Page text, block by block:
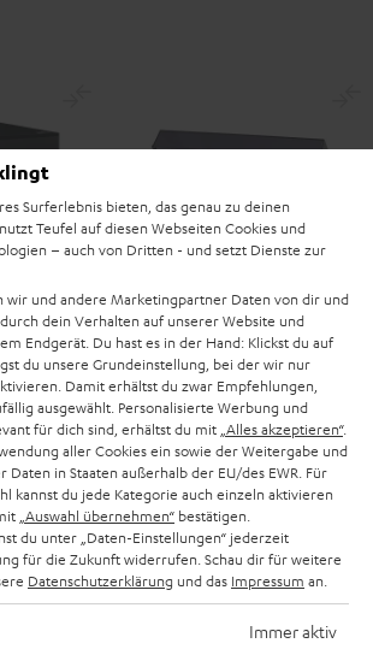
SW
und
DUAL
DT
400
USB
Schwarz
DUAL DT 400 USB
Vollautomatik-Plattenspieler mit
Riemenantrieb, geeignet für LP
und Singles
299,99€
Surferlebnis bieten, das genau zu deinen
Teufel auf diesen Webseiten Cookies und
– auch von Dritten - und setzt Dienste zur
wir und andere Marketingpartner Daten von dir und
dein Verhalten auf unserer Website und
Endgerät. Du hast es in der Hand: Klickst du auf
du unsere Grundeinstellung, bei der wir nur
Damit erhältst du zwar Empfehlungen,
ausgewählt. Personalisierte Werbung und
für dich sind, erhältst du mit „Alles akzeptieren“.
aller Cookies ein sowie der Weitergabe und
in Staaten außerhalb der EU/des EWR. Für
kannst du jede Kategorie auch einzeln aktivieren
„Auswahl übernehmen“ bestätigen.
du unter „Daten-Einstellungen“ jederzeit
für die Zukunft widerrufen. Schau dir für weitere
Datenschutzerklärung und das Impressum an.
Immer aktiv